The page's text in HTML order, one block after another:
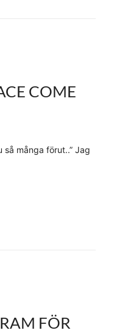
COME
så många förut..” Jag
FÖR